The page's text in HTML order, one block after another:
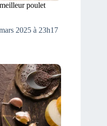
poulet
2025 à 23h17